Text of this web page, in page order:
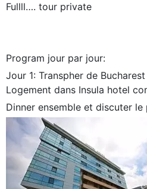
Fullll…. tour private
Program jour par jour:
Jour 1: Transpher de
Logement dans Insula hotel
Dinner ensemble et discuter